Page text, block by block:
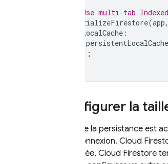
// Use multi-tab
initializeFirestore(app,
localCache :
persistentLocalCache
});
Configurer la
Lorsque la persistance est
hors connexion. Cloud
dépassée, Cloud Firestore